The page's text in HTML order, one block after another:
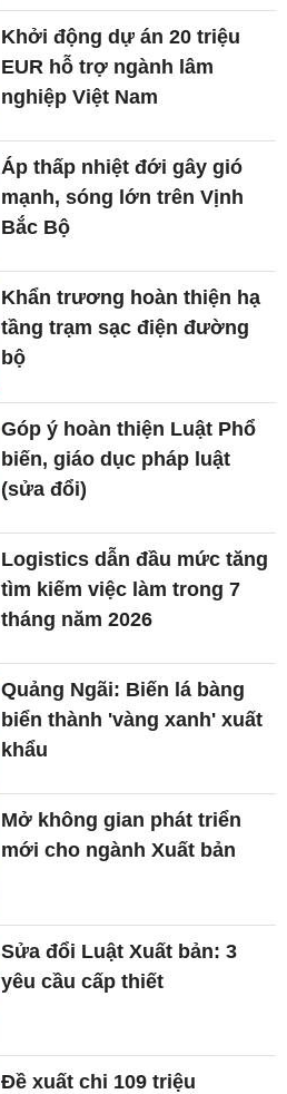
Khởi động dự án 20 triệu
EUR hỗ trợ ngành lâm
nghiệp Việt Nam
Áp thấp nhiệt đới gây gió
mạnh, sóng lớn trên Vịnh
Bắc Bộ
Khẩn trương hoàn thiện hạ
tầng trạm sạc điện đường
bộ
Góp ý hoàn thiện Luật Phổ
biến, giáo dục pháp luật
(sửa đổi)
Logistics dẫn đầu mức tăng
tìm kiếm việc làm trong 7
tháng năm 2026
Quảng Ngãi: Biến lá bàng
biển thành 'vàng xanh' xuất
khẩu
Mở không gian phát triển
mới cho ngành Xuất bản
Sửa đổi Luật Xuất bản: 3
yêu cầu cấp thiết
Đề xuất chi 109 triệu